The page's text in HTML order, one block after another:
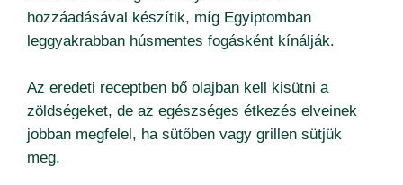
hozzáadásával készítik, míg Egyiptomban
leggyakrabban húsmentes fogásként kínálják.
Az eredeti receptben bő olajban kell kisütni a
zöldségeket, de az egészséges étkezés elveinek
jobban megfelel, ha sütőben vagy grillen sütjük
meg.